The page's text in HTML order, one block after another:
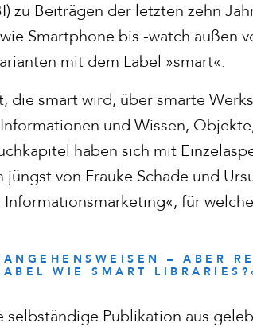
zu Beiträgen der letzten zehn
Smartphone bis -watch außen
mit dem Label »smart«.
die smart wird, über smarte
und Wissen,
haben sich mit
von Frauke Schade und
für
– ABER
WIE SMART
selbständige Publikation aus